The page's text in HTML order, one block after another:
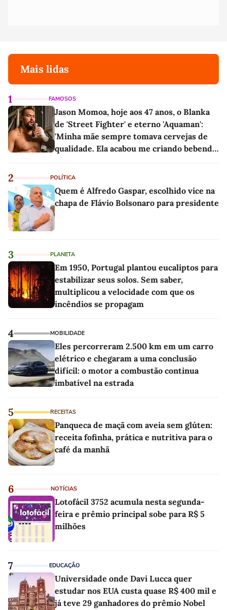
Mais lidas
1 FAMOSOS
Jason Momoa, hoje aos 47 anos, o Blanka
de 'Street Fighter' e eterno 'Aquaman':
'Minha mãe sempre tomava cervejas de
qualidade. Ela acabou me criando bebendo
2 POLÍTICA
Quem é Alfredo Gaspar, escolhido vice na
chapa de Flávio Bolsonaro para presidente
3 PLANETA
Em 1950, Portugal plantou eucaliptos para
estabilizar seus solos. Sem saber,
multiplicou a velocidade com que os
incêndios se propagam
4 MOBILIDADE
Eles percorreram 2.500 km em um carro
elétrico e chegaram a uma conclusão
difícil: o motor a combustão continua
imbatível na estrada
5 RECEITAS
Panqueca de maçã com aveia sem glúten:
receita fofinha, prática e nutritiva para o
café da manhã
6 NOTÍCIAS
Lotofácil 3752 acumula nesta segunda-
feira e prêmio principal sobe para R$ 5
milhões
7 EDUCAÇÃO
Universidade onde Davi Lucca quer
estudar nos EUA custa quase R$ 400 mil e
já teve 29 ganhadores do prêmio Nobel